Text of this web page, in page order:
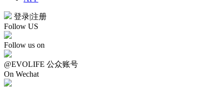
登录|注册
Follow US
Follow us on
@EVOLIFE 公众账号
On Wechat